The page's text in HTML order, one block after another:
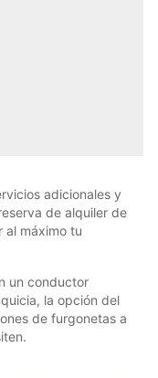
adicionales y
de alquiler de
al máximo tu
un conductor
la opción del
de furgonetas a